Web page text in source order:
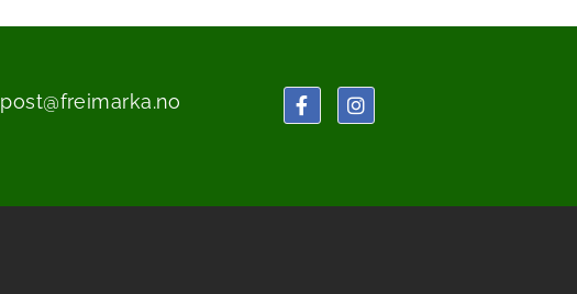
post@freimarka.no